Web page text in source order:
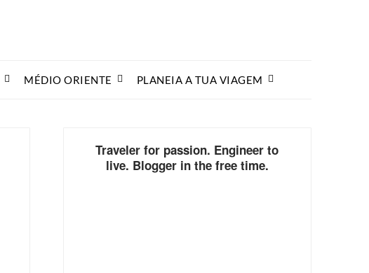
MÉDIO ORIENTE PLANEIA A TUA VIAGEM
Traveler for passion. Engineer to
live. Blogger in the free time.